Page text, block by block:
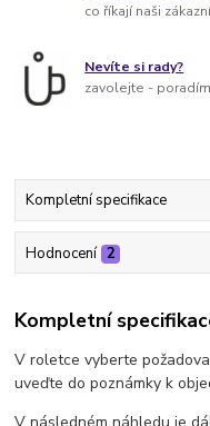
co říkají naši
Nevíte si rady?
zavolejte -
Kompletní specifikace
Hodnocení 2
Kompletní
V roletce vyberte
uveďte do poznámky k